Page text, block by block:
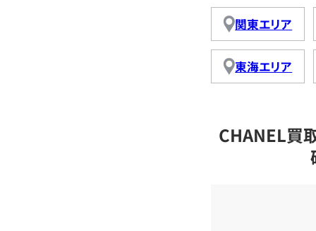
関東エリア
東海エリア
CHANEL買